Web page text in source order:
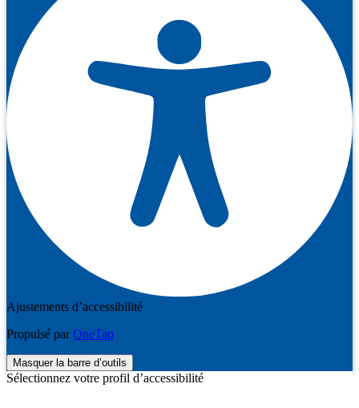
Ajustements d’accessibilité
Propulsé parOneTap
Masquer la barre d’outils
Sélectionnez votre profil d’accessibilité